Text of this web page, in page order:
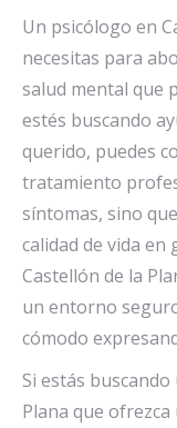
Un psicólogo en
necesitas para
salud mental que
estés buscando
querido, puedes
tratamiento
síntomas, sino
calidad de vida en
Castellón de la
un entorno
cómodo
Si estás
Plana que